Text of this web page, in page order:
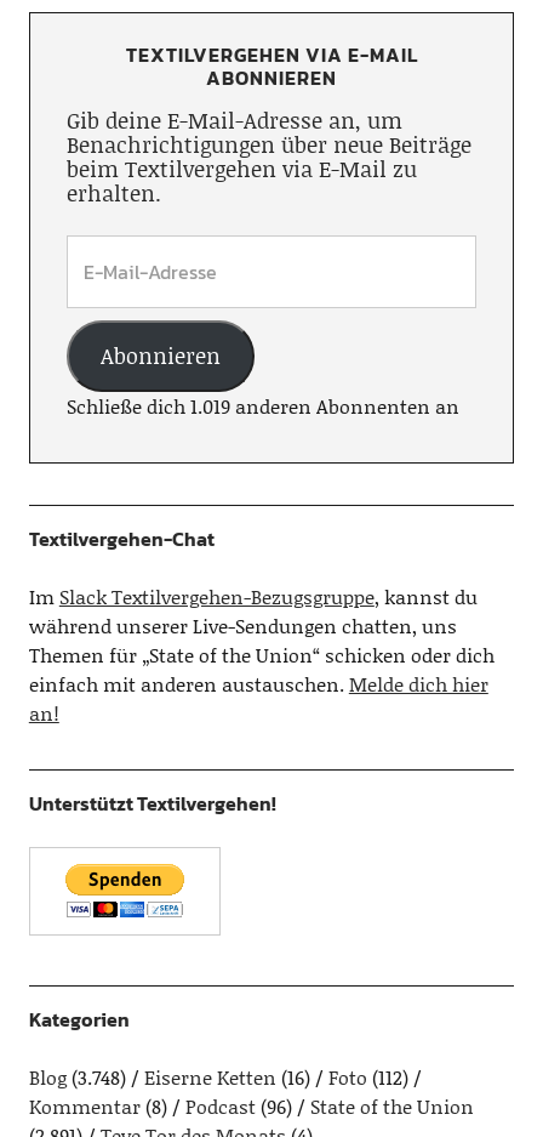
TEXTILVERGEHEN VIA E-MAIL
ABONNIEREN
Gib deine E-Mail-Adresse an, um
Benachrichtigungen über neue Beiträge
beim Textilvergehen via E-Mail zu
erhalten.
Abonnieren
Schließe dich 1.019 anderen Abonnenten an
Textilvergehen-Chat
Im Slack Textilvergehen-Bezugsgruppe, kannst du
während unserer Live-Sendungen chatten, uns
Themen für „State of the Union“ schicken oder dich
einfach mit anderen austauschen.Melde dich hier
an!
Unterstützt Textilvergehen!
Kategorien
Blog(3.748) Eiserne Ketten (16) Foto (112)
Kommentar(8) Podcast(96)
State of the Union